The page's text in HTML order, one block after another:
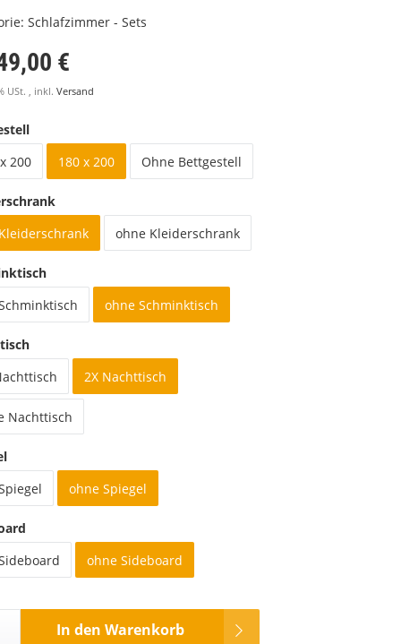
Schlafzimmer - Sets
€
USt. , inkl. Versand
200
180 x 200 Ohne Bettgestell
ohne Kleiderschrank
ohne Schminktisch
2X Nachttisch
Nachttisch
ohne Spiegel
ohne Sideboard
In den Warenkorb